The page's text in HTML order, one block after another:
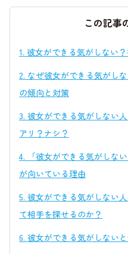
この記事
1. 彼女ができる気がしない
2. なぜ彼女ができる気がし
の傾向と対策
3. 彼女ができる気がしない
アリ？ナシ？
4. 「彼女ができる気がしな
が向いている理由
5. 彼女ができる気がしない
て相手を探せるのか？
6. 彼女ができる気がしない